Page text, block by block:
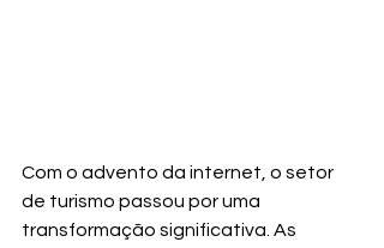
Com o advento da internet, o setor
de turismo passou por uma
transformação significativa. As